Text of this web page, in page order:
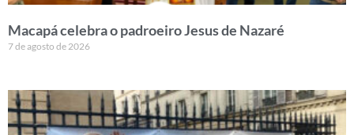
Macapá celebra o padroeiro Jesus de Nazaré
7 de agosto de 2026